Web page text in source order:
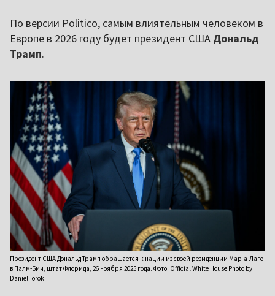
По версии Politico, самым влиятельным человеком в
Европе в 2026 году будет президент США Дональд
Трамп.
Президент США Дональд Трамп обращается к нации из своей резиденции Мар-а-Лаго
в Палм-Бич, штат Флорида, 26 ноября 2025 года. Фото: Official White House Photo by
Daniel Torok